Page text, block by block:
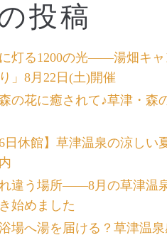
投稿
灯る1200の光――湯畑キャ
」8月22日(土)開催
の花に癒されて♪草津・森
6日休館】草津温泉の涼しい
違う場所――8月の草津温
始めました
場へ湯を届ける？草津温